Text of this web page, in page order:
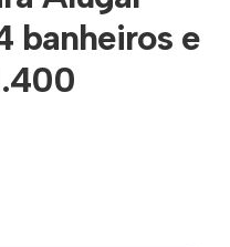
banheiros e